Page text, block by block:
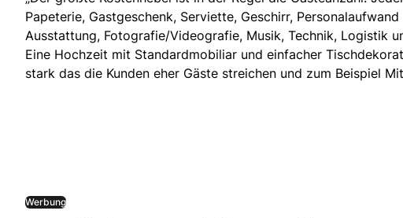
Papeterie, Gastgeschenk, Serviette, Geschirr,
Ausstattung, Fotografie/Videografie, Musik, Technik, Logistik
Eine Hochzeit mit Standardmobiliar und einfacher
stark das die Kunden eher Gäste streichen und zum Beispiel
Werbung